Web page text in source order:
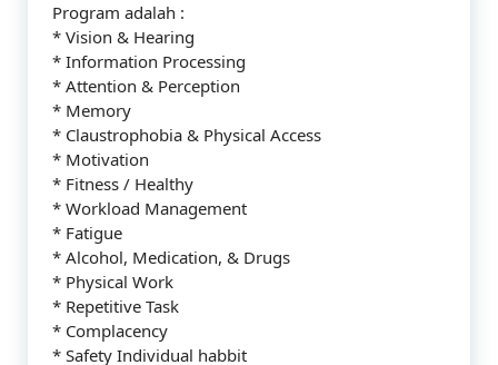
Program adalah :
* Vision & Hearing
* Information Processing
* Attention & Perception
* Memory
* Claustrophobia & Physical Access
* Motivation
* Fitness / Healthy
* Workload Management
* Fatigue
* Alcohol, Medication, & Drugs
* Physical Work
* Repetitive Task
* Complacency
* Safety Individual habbit